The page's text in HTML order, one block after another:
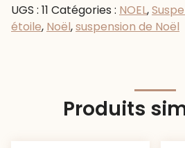
UGS : 11 Catégories : NOEL,
étoile, Noël,suspension de Noël
Produits